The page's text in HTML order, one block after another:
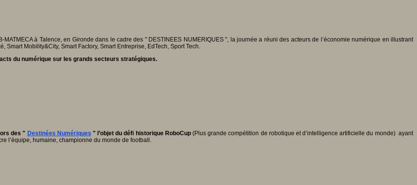
MATMECA à Talence, en Gironde dans le cadre des " DESTINEES NUMERIQUES ", la journée a réuni des acteurs de l’économie numérique en illustrant
Mobility&City, Smart Factory, Smart Entreprise, EdTech, Sport Tech.
du numérique sur les grands secteurs stratégiques.
des " Destinées Numériques " l’objet du défi historique RoboCup(Plus grande compétition de robotique et d’intelligence artificielle du monde) ayant
l’équipe, humaine, championne du monde de football.